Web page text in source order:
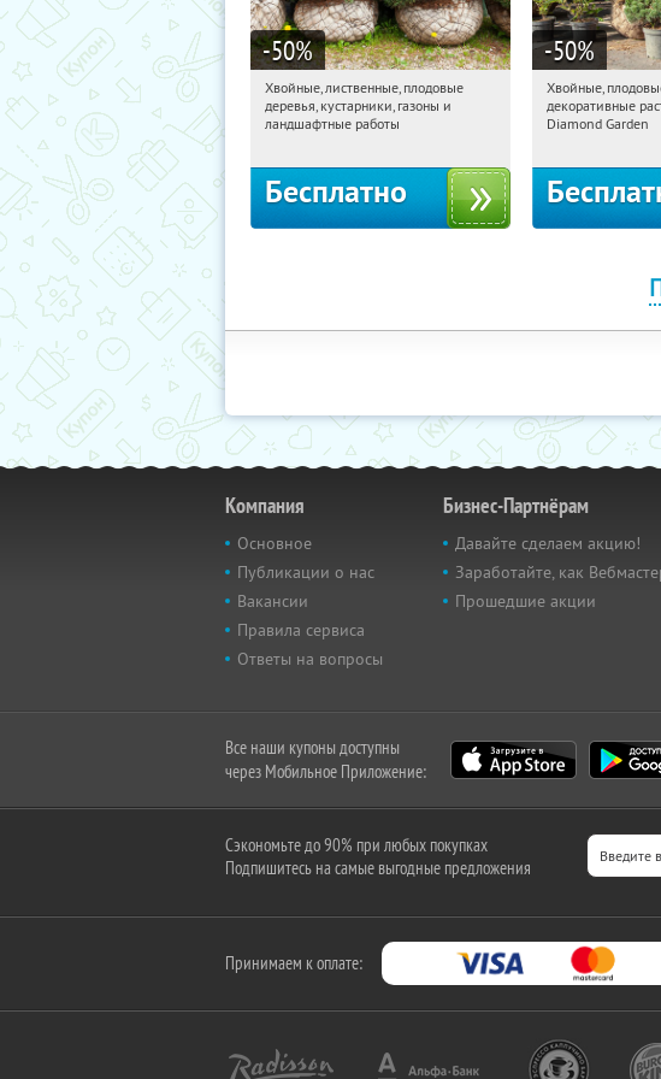
-50%
04:41:05 Получили:
Павелецкая
Угрешская
Хвойные, лиственные, плодовые
деревья, кустарники, газоны и
ландшафтные работы
Бесплатно
-50%
04:41:05
Выставочная
Хвойные,
декоративные
Diamond Garden
Компания
Основное
Публикации о нас
Вакансии
Правила сервиса
Ответы на вопросы
Бизнес-Партнёрам
Давайте сделаем акцию!
Заработайте, как
Прошедшие акции
Все наши купоны доступны
через Мобильное Приложение:
Сэкономьте до 90% при любых покупках
Подпишитесь на самые выгодные предложения
Принимаем к оплате: